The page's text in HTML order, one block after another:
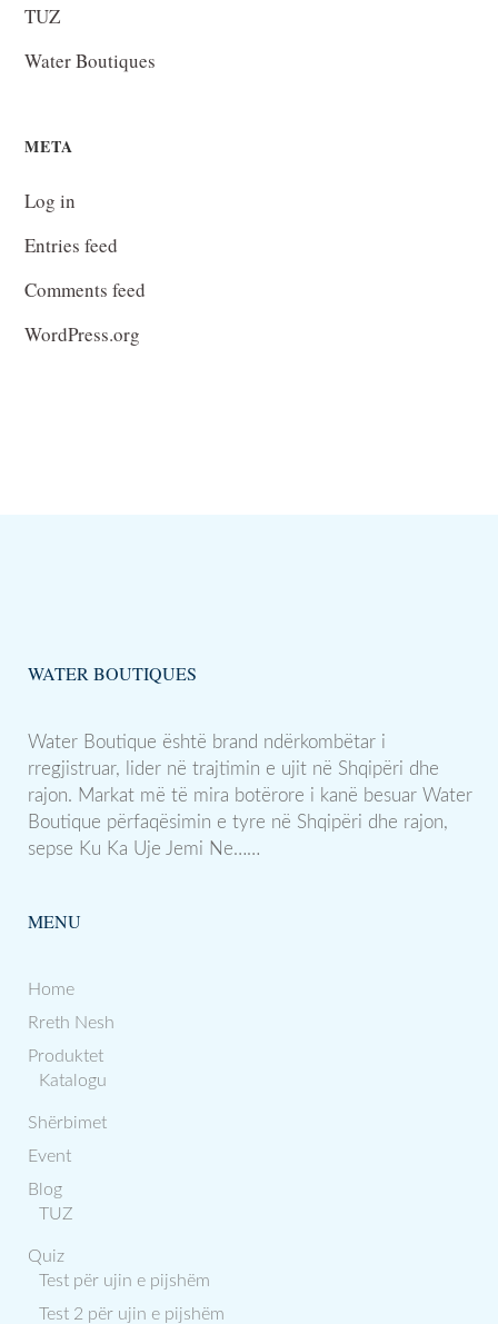
TUZ
Water Boutiques
META
Log in
Entries feed
Comments feed
WordPress.org
WATER BOUTIQUES
Water Boutique është brand ndërkombëtar i
rregjistruar, lider në trajtimin e ujit në Shqipëri dhe
rajon. Markat më të mira botërore i kanë besuar Water
Boutique përfaqësimin e tyre në Shqipëri dhe rajon,
sepse Ku Ka Uje Jemi Ne……
MENU
Home
Rreth Nesh
Produktet
Katalogu
Shërbimet
Event
Blog
TUZ
Quiz
Test për ujin e pijshëm
Test 2 për ujin e pijshëm